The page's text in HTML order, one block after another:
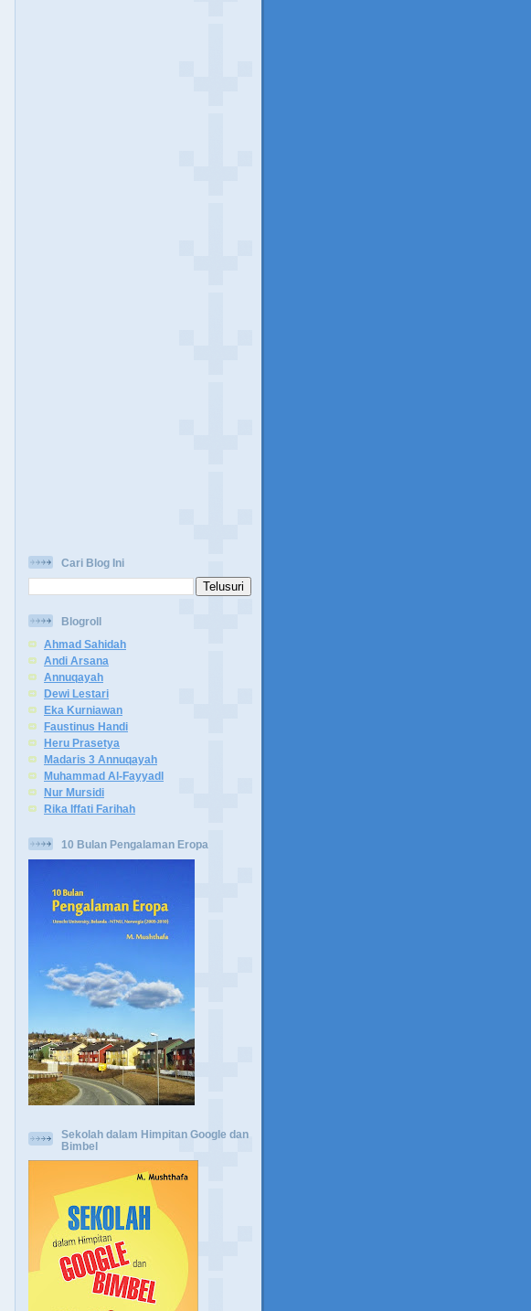
Cari Blog Ini
Blogroll
Ahmad Sahidah
Andi Arsana
Annuqayah
Dewi Lestari
Eka Kurniawan
Faustinus Handi
Heru Prasetya
Madaris 3 Annuqayah
Muhammad Al-Fayyadl
Nur Mursidi
Rika Iffati Farihah
10 Bulan Pengalaman Eropa
Sekolah dalam Himpitan Google dan
Bimbel